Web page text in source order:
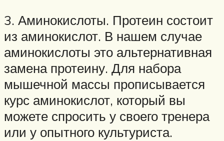
3. Аминокислоты. Протеин состоит
из аминокислот. В нашем случае
аминокислоты это альтернативная
замена протеину. Для набора
мышечной массы прописывается
курс аминокислот, который вы
можете спросить у своего тренера
или у опытного культуриста.